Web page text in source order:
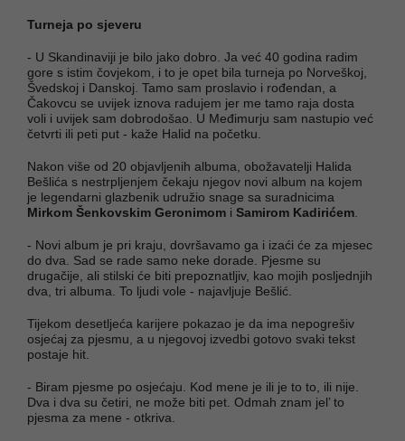
Turneja po sjeveru
- U Skandinaviji je bilo jako dobro. Ja već 40 godina radim
gore s istim čovjekom, i to je opet bila turneja po Norveškoj,
Švedskoj i Danskoj. Tamo sam proslavio i rođendan, a
Čakovcu se uvijek iznova radujem jer me tamo raja dosta
voli i uvijek sam dobrodošao. U Međimurju sam nastupio već
četvrti ili peti put - kaže Halid na početku.
Nakon više od 20 objavljenih albuma, obožavatelji Halida
Bešlića s nestrpljenjem čekaju njegov novi album na kojem
je legendarni glazbenik udružio snage sa suradnicima
Mirkom Šenkovskim Geronimom i Samirom Kadirićem
- Novi album je pri kraju, dovršavamo ga i izaći će za mjesec
do dva. Sad se rade samo neke dorade. Pjesme su
drugačije, ali stilski će biti prepoznatljiv, kao mojih posljednjih
dva, tri albuma. To ljudi vole - najavljuje Bešlić.
Tijekom desetljeća karijere pokazao je da ima nepogrešiv
osjećaj za pjesmu, a u njegovoj izvedbi gotovo svaki tekst
postaje hit.
- Biram pjesme po osjećaju. Kod mene je ili je to to, ili nije.
Dva i dva su četiri, ne može biti pet. Odmah znam jel’ to
pjesma za mene - otkriva.